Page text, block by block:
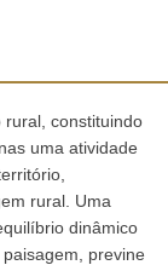
rural, constituindo
uma atividade
rural. Uma
dinâmico
previne